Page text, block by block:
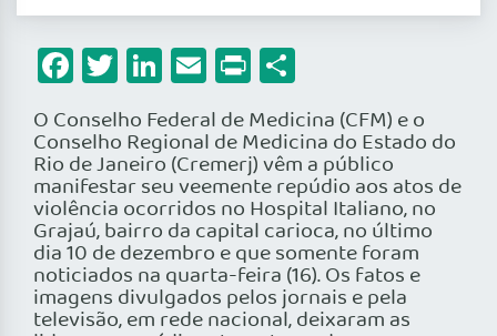
Facebook
Twitter
LinkedIn
Email
Print
O Conselho Federal de Medicina (CFM) e o
Conselho Regional de Medicina do Estado do
Rio de Janeiro (Cremerj) vêm a público
manifestar seu veemente repúdio aos atos de
violência ocorridos no Hospital Italiano, no
Grajaú, bairro da capital carioca, no último
dia 10 de dezembro e que somente foram
noticiados na quarta-feira (16). Os fatos e
imagens divulgados pelos jornais e pela
televisão, em rede nacional, deixaram as